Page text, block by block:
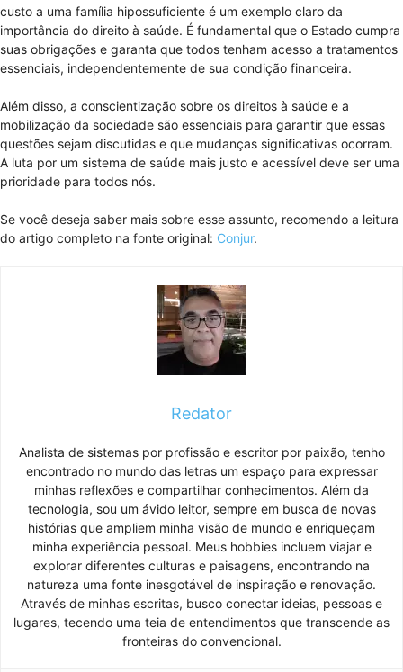
custo a uma família hipossuficiente é um exemplo claro da
importância do direito à saúde. É fundamental que o Estado cumpra
suas obrigações e garanta que todos tenham acesso a tratamentos
essenciais, independentemente de sua condição financeira.
Além disso, a conscientização sobre os direitos à saúde e a
mobilização da sociedade são essenciais para garantir que essas
questões sejam discutidas e que mudanças significativas ocorram.
A luta por um sistema de saúde mais justo e acessível deve ser uma
prioridade para todos nós.
Se você deseja saber mais sobre esse assunto, recomendo a leitura
do artigo completo na fonte original: Conjur.
Redator
Analista de sistemas por profissão e escritor por paixão, tenho
encontrado no mundo das letras um espaço para expressar
minhas reflexões e compartilhar conhecimentos. Além da
tecnologia, sou um ávido leitor, sempre em busca de novas
histórias que ampliem minha visão de mundo e enriqueçam
minha experiência pessoal. Meus hobbies incluem viajar e
explorar diferentes culturas e paisagens, encontrando na
natureza uma fonte inesgotável de inspiração e renovação.
Através de minhas escritas, busco conectar ideias, pessoas e
lugares, tecendo uma teia de entendimentos que transcende as
fronteiras do convencional.